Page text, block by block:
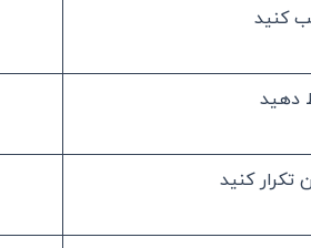
کنید
دهید
تکرار کنید